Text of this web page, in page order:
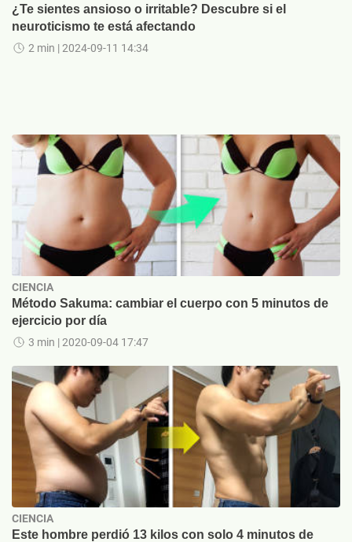
¿Te sientes ansioso o irritable? Descubre si el
neuroticismo te está afectando
2 min | 2024-09-11 14:34
CIENCIA
Método Sakuma: cambiar el cuerpo con 5 minutos de
ejercicio por día
3 min | 2020-09-04 17:47
CIENCIA
Este hombre perdió 13 kilos con solo 4 minutos de